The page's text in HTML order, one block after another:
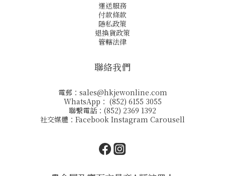
運送服務
付款條款
隱私政策
退換貨政策
管轄法律
聯絡我們
電郵： sales@hkjewonline.com
WhatsApp： (852) 6155 3055
聯繫電話：(852) 2369 1392
社交媒體： Facebook Instagram Carousell